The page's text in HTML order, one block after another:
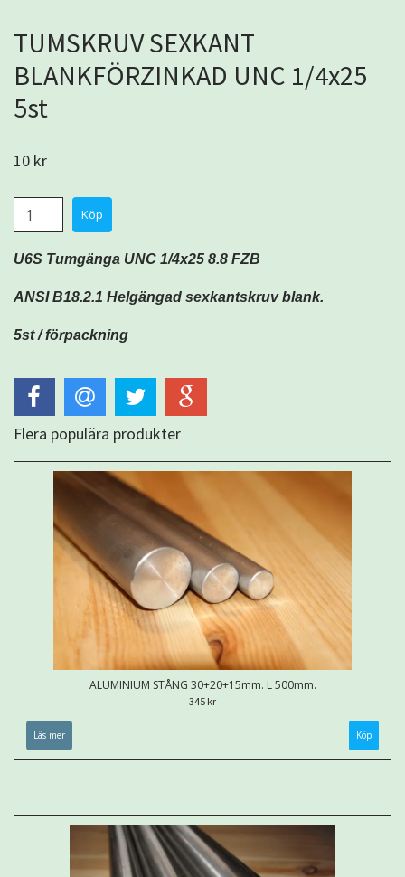
TUMSKRUV SEXKANT
BLANKFÖRZINKAD UNC 1/4x25
5st
10 kr
U6S Tumgänga UNC 1/4x25 8.8 FZB
ANSI B18.2.1 Helgängad sexkantskruv blank.
5st / förpackning
Flera populära produkter
ALUMINIUM STÅNG 30+20+15mm. L 500mm.
345 kr
Läs mer Köp